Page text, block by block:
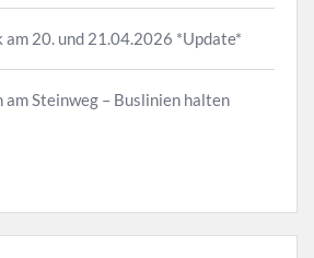
20. und 21.04.2026 *Update*
am Steinweg – Buslinien halten